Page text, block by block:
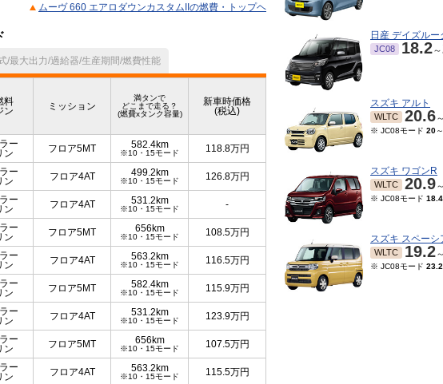
ムーヴ 660 エアロダウンカスタムIIの燃費・トップヘ
/最大出力/過給器/生産期間/燃費性能
料
ン
ミッション
満タンで
どこまで走る？
(燃費xタンク容量)
新車時価格
(税込)
ー
ン
フロア5MT 582.4km
※10・15モード 118.8万円
ー
ン
フロア4AT 499.2km
※10・15モード 126.8万円
ー
ン
フロア4AT 531.2km
※10・15モード -
ー
ン
フロア5MT 656km
※10・15モード 108.5万円
ー
ン
フロア4AT 563.2km
※10・15モード 116.5万円
ー
ン
フロア5MT 582.4km
※10・15モード 115.9万円
ー
ン
フロア4AT 531.2km
※10・15モード 123.9万円
ー
ン
フロア5MT 656km
※10・15モード 107.5万円
ー
ン
フロア4AT 563.2km
※10・15モード 115.5万円
日産 デイズルー
JC08 18.2～
スズキ アルト
WLTC 20.6～
※ JC08モード 20～
スズキ ワゴンR
WLTC 20.9～
※ JC08モード 18.4
スズキ スペーシ
WLTC 19.2～
※ JC08モード 23.2